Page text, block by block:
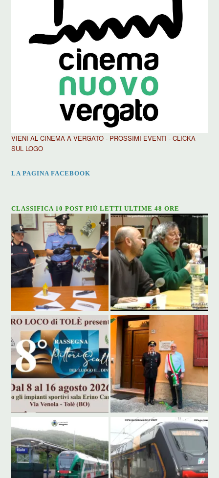
VIENI AL CINEMA A VERGATO - PROSSIMI EVENTI - CLICKA
SUL LOGO
LA PAGINA FACEBOOK
CLASSIFICA 10 POST PIÙ LETTI ULTIME 48 ORE